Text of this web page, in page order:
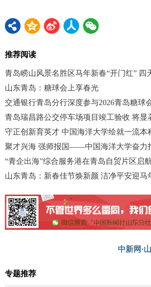
推荐阅读
山东青岛：糖球会上享春光
交通银行青岛分行深度参与2026青岛糖球
守正创新育英才 中国海洋大学绘就一流本
“青企出海”综合服务港在青岛自贸片区启
山东青岛：新春佳节焕新颜 洁净平安迎马
中新网·
专题推荐